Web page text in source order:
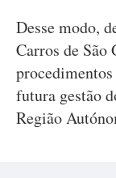
Desse modo,
Carros de São
futura gestão
Região